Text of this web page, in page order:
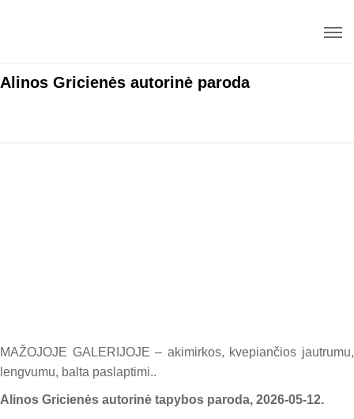
Alinos Gricienės autorinė paroda
MAŽOJOJE GALERIJOJE – akimirkos, kvepiančios jautrumu,
lengvumu, balta paslaptimi..
Alinos Gricienės autorinė tapybos paroda, 2026-05-12.